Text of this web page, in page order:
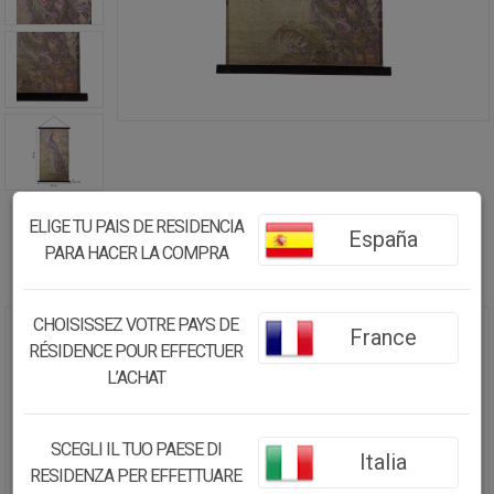
LIENZO PERGAMINO DE TELA
IMPRESA 55X95X2 CM
15.40€
ELIGE TU PAIS DE RESIDENCIA
PARA HACER LA COMPRA
España
CHOISISSEZ VOTRE PAYS DE
RÉSIDENCE POUR EFFECTUER
L’ACHAT
France
SCEGLI IL TUO PAESE DI
RESIDENZA PER EFFETTUARE
Italia